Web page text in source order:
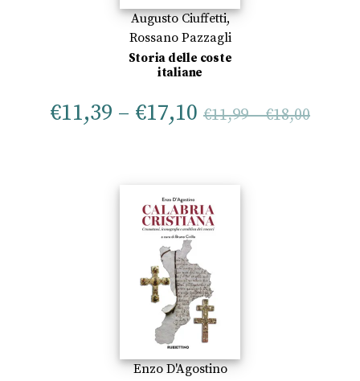
Augusto Ciuffetti,
Rossano Pazzagli
Storia delle coste
italiane
€11,39 – €17,10 €11,99–€18,00
Enzo D'Agostino